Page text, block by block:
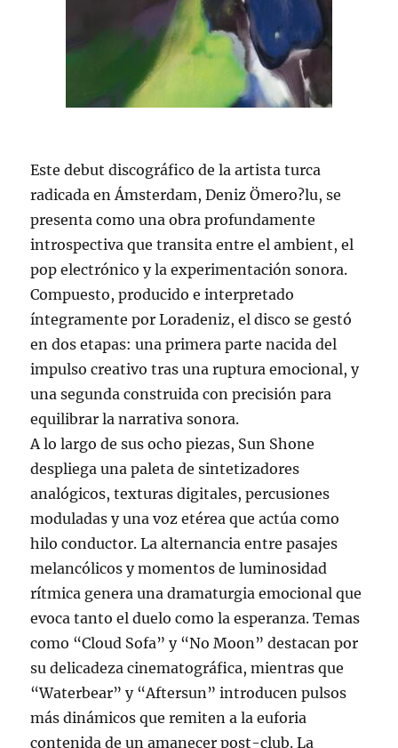
Este debut discográfico de la artista turca
radicada en Ámsterdam, Deniz Ömero?lu, se
presenta como una obra profundamente
introspectiva que transita entre el ambient, el
pop electrónico y la experimentación sonora.
Compuesto, producido e interpretado
íntegramente por Loradeniz, el disco se gestó
en dos etapas: una primera parte nacida del
impulso creativo tras una ruptura emocional, y
una segunda construida con precisión para
equilibrar la narrativa sonora.
A lo largo de sus ocho piezas, Sun Shone
despliega una paleta de sintetizadores
analógicos, texturas digitales, percusiones
moduladas y una voz etérea que actúa como
hilo conductor. La alternancia entre pasajes
melancólicos y momentos de luminosidad
rítmica genera una dramaturgia emocional que
evoca tanto el duelo como la esperanza. Temas
como “Cloud Sofa” y “No Moon” destacan por
su delicadeza cinematográfica, mientras que
“Waterbear” y “Aftersun” introducen pulsos
más dinámicos que remiten a la euforia
contenida de un amanecer post-club. La